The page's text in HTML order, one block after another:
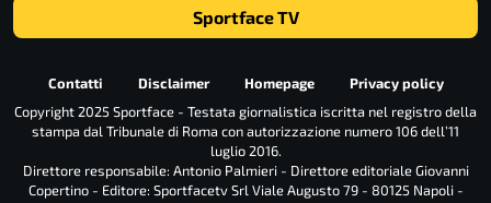
Sportface TV
Contatti Disclaimer Homepage
Privacy policy
Copyright 2025 Sportface - Testata giornalistica iscritta nel registro della
stampa dal Tribunale di Roma con autorizzazione numero 106 dell’11
luglio 2016.
Direttore responsabile: Antonio Palmieri - Direttore editoriale Giovanni
Copertino - Editore: Sportfacetv Srl Viale Augusto 79 - 80125 Napoli -